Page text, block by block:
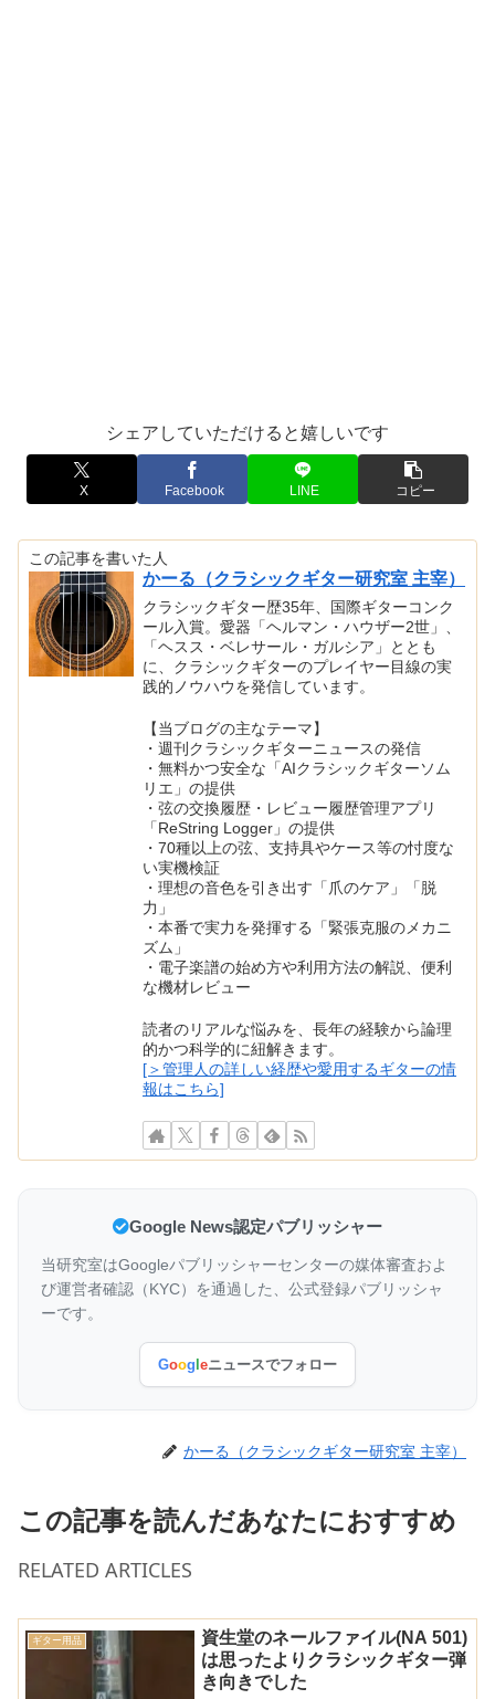
シェアしていただけると嬉しいです
X Facebook LINE コピー
この記事を書いた人
かーる（クラシックギター研究室 主宰）
クラシックギター歴35年、国際ギターコンク
ール入賞。愛器「ヘルマン・ハウザー2世」、
「ヘスス・ベレサール・ガルシア」ととも
に、クラシックギターのプレイヤー目線の実
践的ノウハウを発信しています。
【当ブログの主なテーマ】
・週刊クラシックギターニュースの発信
・無料かつ安全な「AIクラシックギターソム
リエ」の提供
・弦の交換履歴・レビュー履歴管理アプリ
「ReString Logger」の提供
・70種以上の弦、支持具やケース等の忖度な
い実機検証
・理想の音色を引き出す「爪のケア」「脱
力」
・本番で実力を発揮する「緊張克服のメカニ
ズム」
・電子楽譜の始め方や利用方法の解説、便利
な機材レビュー
読者のリアルな悩みを、長年の経験から論理
的かつ科学的に紐解きます。
[＞管理人の詳しい経歴や愛用するギターの情
報はこちら]
Google News認定パブリッシャー
当研究室はGoogleパブリッシャーセンターの媒体審査およ
び運営者確認（KYC）を通過した、公式登録パブリッシャ
ーです。
Googleニュースでフォロー
かーる（クラシックギター研究室 主宰）
この記事を読んだあなたにおすすめ
RELATED ARTICLES
ギター用品
資生堂のネールファイル(NA 501)
は思ったよりクラシックギター弾
き向きでした